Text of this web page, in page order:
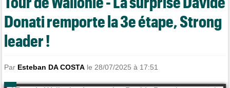
Donati remporte la 3e étape, Strong
leader !
Par Esteban DA COSTA le 28/07/2025 à 17:51